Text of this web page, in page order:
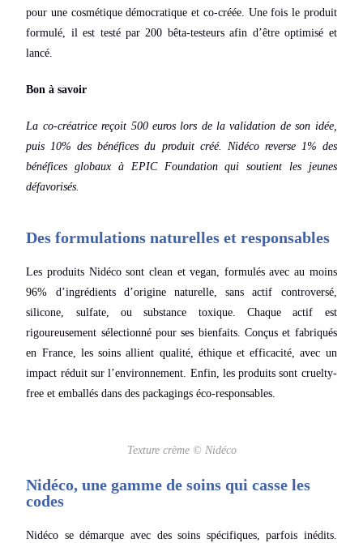
pour une cosmétique démocratique et co-créée. Une fois le produit
formulé, il est testé par 200 bêta-testeurs afin d’être optimisé et
lancé.
Bon à savoir
La co-créatrice reçoit 500 euros lors de la validation de son idée,
puis 10% des bénéfices du produit créé. Nidéco reverse 1% des
bénéfices globaux à EPIC Foundation qui soutient les jeunes
défavorisés.
Des formulations naturelles et responsables
Les produits Nidéco sont clean et vegan, formulés avec au moins
96% d’ingrédients d’origine naturelle, sans actif controversé,
silicone, sulfate, ou substance toxique. Chaque actif est
rigoureusement sélectionné pour ses bienfaits. Conçus et fabriqués
en France, les soins allient qualité, éthique et efficacité, avec un
impact réduit sur l’environnement. Enfin, les produits sont cruelty-
free et emballés dans des packagings éco-responsables.
Texture crème © Nidéco
Nidéco, une gamme de soins qui casse les
codes
Nidéco se démarque avec des soins spécifiques, parfois inédits.